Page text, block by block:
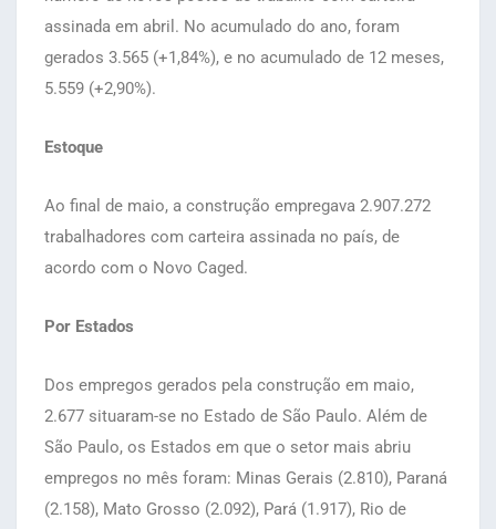
assinada em abril. No acumulado do ano, foram
gerados 3.565 (+1,84%), e no acumulado de 12 meses,
5.559 (+2,90%).
Estoque
Ao final de maio, a construção empregava 2.907.272
trabalhadores com carteira assinada no país, de
acordo com o Novo Caged.
Por Estados
Dos empregos gerados pela construção em maio,
2.677 situaram-se no Estado de São Paulo. Além de
São Paulo, os Estados em que o setor mais abriu
empregos no mês foram: Minas Gerais (2.810), Paraná
(2.158), Mato Grosso (2.092), Pará (1.917), Rio de